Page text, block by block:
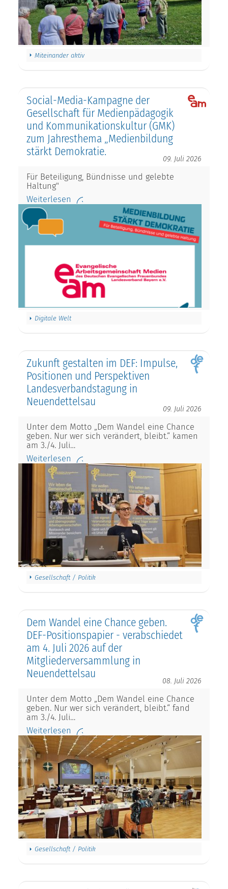
Miteinander aktiv
Social-Media-Kampagne der
Gesellschaft für Medienpädagogik
und Kommunikationskultur (GMK)
zum Jahresthema „Medienbildung
stärkt Demokratie.
09. Juli 2026
Für Beteiligung, Bündnisse und gelebte
Haltung"
Weiterlesen
Digitale Welt
Zukunft gestalten im DEF: Impulse,
Positionen und Perspektiven
Landesverbandstagung in
Neuendettelsau
09. Juli 2026
Unter dem Motto „Dem Wandel eine Chance
geben. Nur wer sich verändert, bleibt.“ kamen
am 3./4. Juli…
Weiterlesen
Gesellschaft / Politik
Dem Wandel eine Chance geben.
DEF-Positionspapier - verabschiedet
am 4. Juli 2026 auf der
Mitgliederversammlung in
Neuendettelsau
08. Juli 2026
Unter dem Motto „Dem Wandel eine Chance
geben. Nur wer sich verändert, bleibt.“ fand
am 3./4. Juli…
Weiterlesen
Gesellschaft / Politik